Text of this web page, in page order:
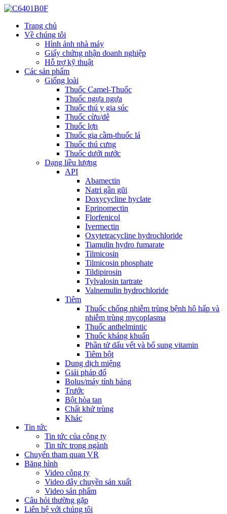
Trang chủ
Về chúng tôi
Hình ảnh nhà máy
Giấy chứng nhận doanh nghiệp
Hỗ trợ kỹ thuật
Các sản phẩm
Giống loài
Thuốc Camel-Thuốc
Thuốc ngựa ngựa
Thuốc thú y gia súc
Thuốc cừu/dê
Thuốc lợn
Thuốc gia cầm-thuốc lá
Thuốc thú cưng
Thuốc dưới nước
Dạng liều lượng
API
Abamectin
Natri gần gũi
Doxycycline hyclate
Eprinomectin
Florfenicol
Ivermectin
Oxytetracycline hydrochloride
Tiamulin hydro fumarate
Tilmicosin
Tilmicosin phosphate
Tildipirosin
Tylvalosin tartrate
Valnemulin hydrochloride
Tiêm
Thuốc chống nhiễm trùng bệnh hô hấp và
nhiễm trùng mycoplasma
Thuốc anthelmintic
Thuốc kháng khuẩn
Phần tử dấu vết và bổ sung vitamin
Tiêm bột
Dung dịch miệng
Giải pháp đổ
Bolus/máy tính bảng
Trước
Bột hòa tan
Chất khử trùng
Khác
Tin tức
Tin tức của công ty
Tin tức trong ngành
Chuyến tham quan VR
Băng hình
Video công ty
Video dây chuyền sản xuất
Video sản phẩm
Câu hỏi thường gặp
Liên hệ với chúng tôi